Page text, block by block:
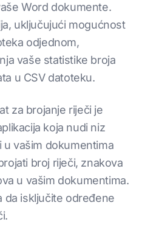
Word dokumente.
uključujući mogućnost
odjednom,
vaše statistike broja
u CSV datoteku.
za brojanje riječi je
koja nudi niz
u vašim dokumentima
broj riječi, znakova
u vašim dokumentima.
da isključite određene